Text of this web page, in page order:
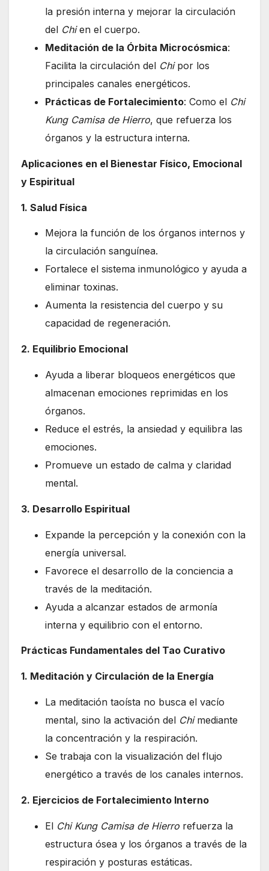
la presión interna y mejorar la circulación
del Chien el cuerpo.
Meditación de la Órbita Microcósmica:
Facilita la circulación del Chipor los
principales canales energéticos.
Prácticas de Fortalecimiento: Como el Chi
Kung Camisa de Hierro, que refuerza los
órganos y la estructura interna.
Aplicaciones en el Bienestar Físico, Emocional
y Espiritual
1. Salud Física
Mejora la función de los órganos internos y
la circulación sanguínea.
Fortalece el sistema inmunológico y ayuda a
eliminar toxinas.
Aumenta la resistencia del cuerpo y su
capacidad de regeneración.
2. Equilibrio Emocional
Ayuda a liberar bloqueos energéticos que
almacenan emociones reprimidas en los
órganos.
Reduce el estrés, la ansiedad y equilibra las
emociones.
Promueve un estado de calma y claridad
mental.
3. Desarrollo Espiritual
Expande la percepción y la conexión con la
energía universal.
Favorece el desarrollo de la conciencia a
través de la meditación.
Ayuda a alcanzar estados de armonía
interna y equilibrio con el entorno.
Prácticas Fundamentales del Tao Curativo
1. Meditación y Circulación de la Energía
La meditación taoísta no busca el vacío
mental, sino la activación del Chimediante
la concentración y la respiración.
Se trabaja con la visualización del flujo
energético a través de los canales internos.
2. Ejercicios de Fortalecimiento Interno
El Chi Kung Camisa de Hierro refuerza la
estructura ósea y los órganos a través de la
respiración y posturas estáticas.